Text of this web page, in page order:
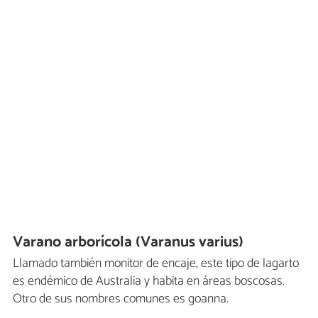
Varano arborícola (Varanus varius)
Llamado también monitor de encaje, este tipo de lagarto
es endémico de Australia y habita en áreas boscosas.
Otro de sus nombres comunes es goanna.